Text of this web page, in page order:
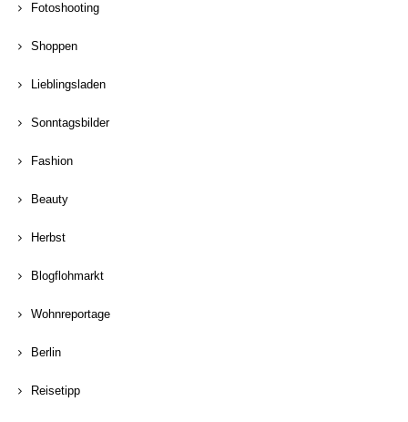
Fotoshooting
Shoppen
Lieblingsladen
Sonntagsbilder
Fashion
Beauty
Herbst
Blogflohmarkt
Wohnreportage
Berlin
Reisetipp